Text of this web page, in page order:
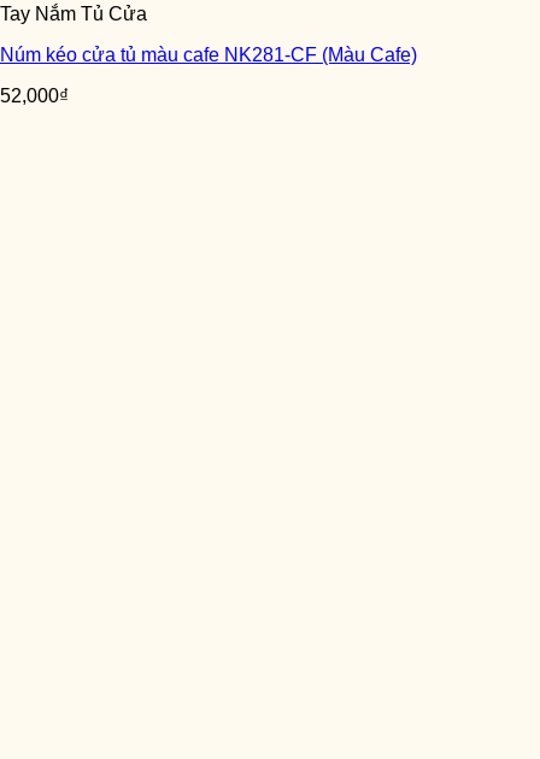
Tay Nắm Tủ Cửa
Núm kéo cửa tủ màu cafe NK281-CF (Màu Cafe)
52,000₫